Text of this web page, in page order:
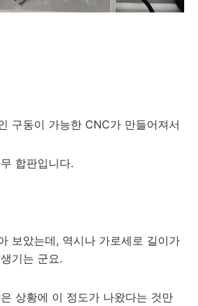
구동이 가능한 CNC가 만들어져서
합판입니다.
보았는데, 역시나 가로세로 길이가
기는 군요.
상황에 이 정도가 나왔다는 것만